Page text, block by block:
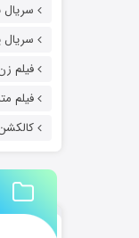
سریال
فیلم
فیلم